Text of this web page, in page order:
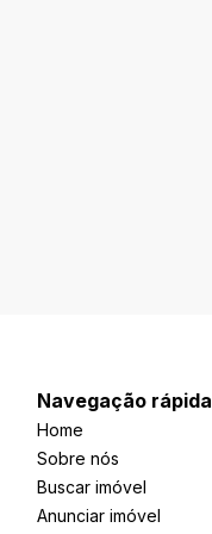
Navegação rápida
Home
Sobre nós
Buscar imóvel
Anunciar imóvel